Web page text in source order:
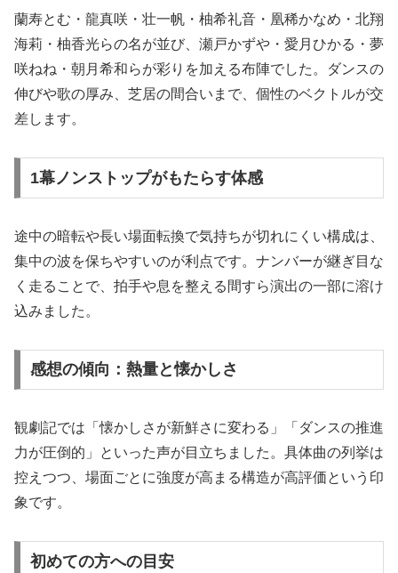
蘭寿とむ・龍真咲・壮一帆・柚希礼音・凰稀かなめ・北翔
海莉・柚香光らの名が並び、瀬戸かずや・愛月ひかる・夢
咲ねね・朝月希和らが彩りを加える布陣でした。ダンスの
伸びや歌の厚み、芝居の間合いまで、個性のベクトルが交
差します。
1幕ノンストップがもたらす体感
途中の暗転や長い場面転換で気持ちが切れにくい構成は、
集中の波を保ちやすいのが利点です。ナンバーが継ぎ目な
く走ることで、拍手や息を整える間すら演出の一部に溶け
込みました。
感想の傾向：熱量と懐かしさ
観劇記では「懐かしさが新鮮さに変わる」「ダンスの推進
力が圧倒的」といった声が目立ちました。具体曲の列挙は
控えつつ、場面ごとに強度が高まる構造が高評価という印
象です。
初めての方への目安